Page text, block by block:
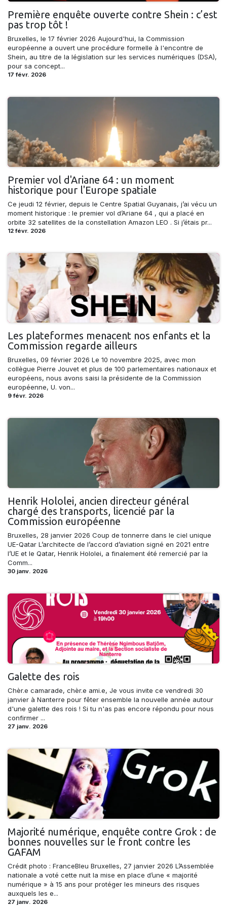
Première enquête ouverte contre Shein : c’est
pas trop tôt !
Bruxelles, le 17 février 2026 Aujourd'hui, la Commission
européenne a ouvert une procédure formelle à l'encontre de
Shein, au titre de la législation sur les services numériques (DSA),
pour sa concept...
17 févr. 2026
Premier vol d'Ariane 64 : un moment
historique pour l'Europe spatiale
Ce jeudi 12 février, depuis le Centre Spatial Guyanais, j’ai vécu un
moment historique : le premier vol d’Ariane 64 , qui a placé en
orbite 32 satellites de la constellation Amazon LEO . Si j’étais pr...
12 févr. 2026
Les plateformes menacent nos enfants et la
Commission regarde ailleurs
Bruxelles, 09 février 2026 Le 10 novembre 2025, avec mon
collègue Pierre Jouvet et plus de 100 parlementaires nationaux et
européens, nous avons saisi la présidente de la Commission
européenne, U. von...
9 févr. 2026
Henrik Hololei, ancien directeur général
chargé des transports, licencié par la
Commission européenne
Bruxelles, 28 janvier 2026 Coup de tonnerre dans le ciel unique
UE-Qatar L’architecte de l’accord d’aviation signé en 2021 entre
l’UE et le Qatar, Henrik Hololei, a finalement été remercié par la
Comm...
30 janv. 2026
Galette des rois
Chèr.e camarade, chèr.e ami.e, Je vous invite ce vendredi 30
janvier à Nanterre pour fêter ensemble la nouvelle année autour
d'une galette des rois ! Si tu n'as pas encore répondu pour nous
confirmer ...
27 janv. 2026
Majorité numérique, enquête contre Grok : de
bonnes nouvelles sur le front contre les
GAFAM
Crédit photo : FranceBleu Bruxelles, 27 janvier 2026 L’Assemblée
nationale a voté cette nuit la mise en place d’une « majorité
numérique » à 15 ans pour protéger les mineurs des risques
auxquels les e...
27 janv. 2026